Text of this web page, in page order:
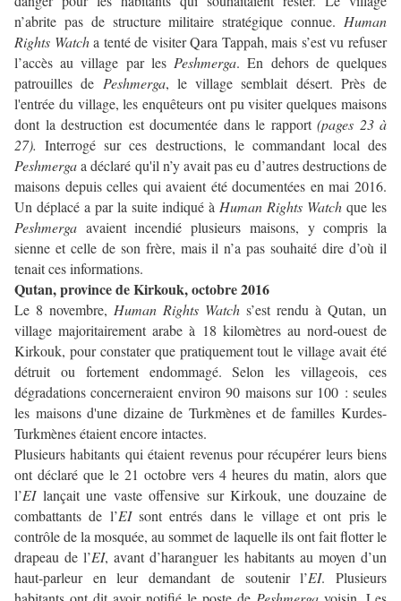
n’abrite pas de structure militaire stratégique connue. Human
Rights Watcha tenté de visiter Qara Tappah, mais s’est vu refuser
l’accès au village par les Peshmerga. En dehors de quelques
patrouilles de Peshmerga, le village semblait désert. Près de
l'entrée du village, les enquêteurs ont pu visiter quelques maisons
dont la destruction est documentée dans le rapport (pages 23 à
27). Interrogé sur ces destructions, le commandant local des
Peshmergaa déclaré qu'il n’y avait pas eu d’autres destructions de
maisons depuis celles qui avaient été documentées en mai 2016.
Un déplacé a par la suite indiqué à Human Rights Watch que les
Peshmerga avaient incendié plusieurs maisons, y compris la
sienne et celle de son frère, mais il n’a pas souhaité dire d’où il
tenait ces informations.
Qutan, province de Kirkouk, octobre 2016
Le 8 novembre, Human Rights Watch s’est rendu à Qutan, un
village majoritairement arabe à 18 kilomètres au nord-ouest de
Kirkouk, pour constater que pratiquement tout le village avait été
détruit ou fortement endommagé. Selon les villageois, ces
dégradations concerneraient environ 90 maisons sur 100 : seules
les maisons d'une dizaine de Turkmènes et de familles Kurdes-
Turkmènes étaient encore intactes.
Plusieurs habitants qui étaient revenus pour récupérer leurs biens
ont déclaré que le 21 octobre vers 4 heures du matin, alors que
l’EIlançait une vaste offensive sur Kirkouk, une douzaine de
combattants de l’EIsont entrés dans le village et ont pris le
contrôle de la mosquée, au sommet de laquelle ils ont fait flotter le
drapeau de l’EI, avant d’haranguer les habitants au moyen d’un
haut-parleur en leur demandant de soutenir l’EI. Plusieurs